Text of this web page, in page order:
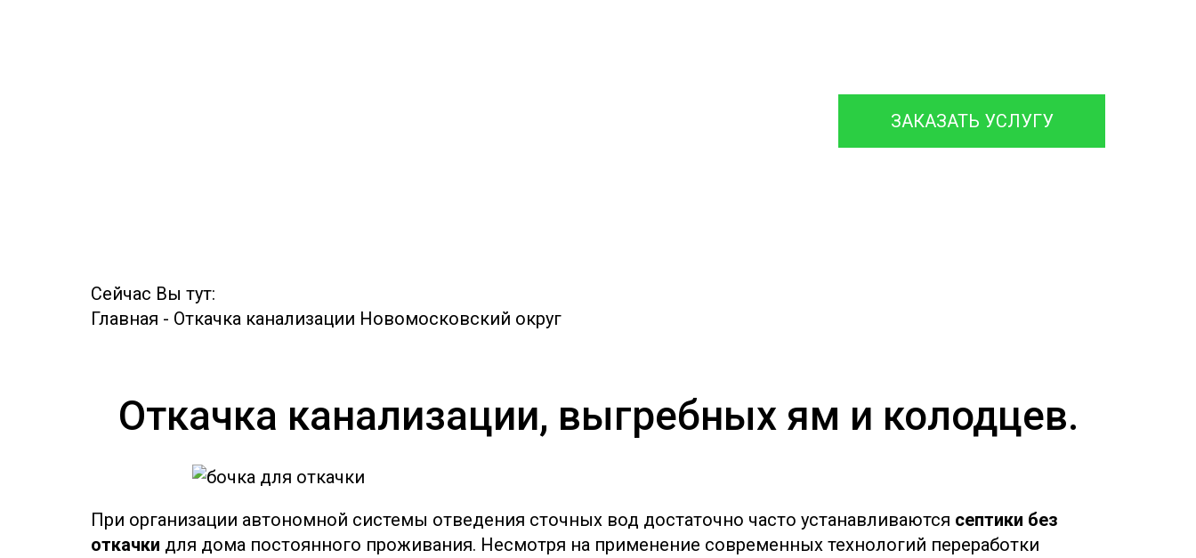
ЗАКАЗАТЬ УСЛУГУ
Сейчас Вы тут:
Главная - Откачка канализации Новомосковский округ
Откачка канализации, выгребных ям и колодцев.
При организации автономной системы отведения сточных вод достаточно часто устанавливаются септики без
откачки для дома постоянного проживания. Несмотря на применение современных технологий переработки